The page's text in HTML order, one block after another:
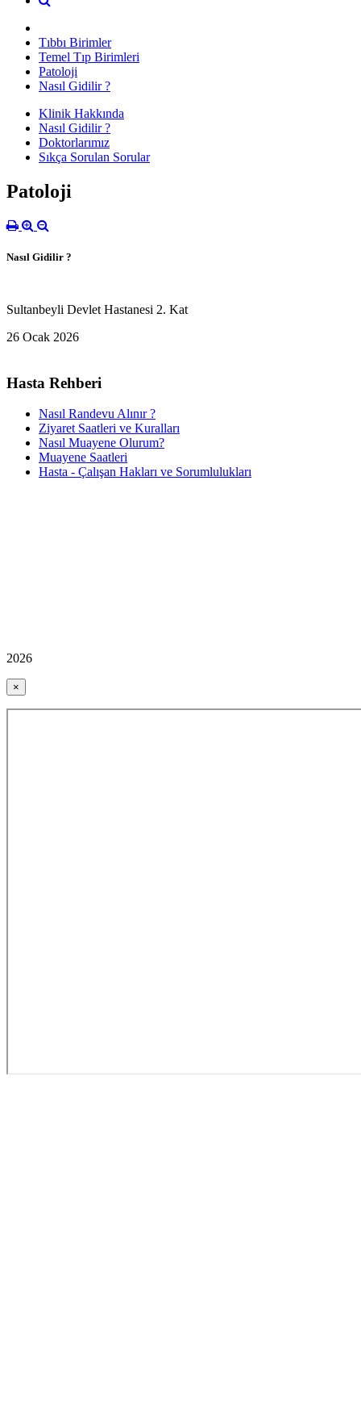
Tıbbı Birimler
Temel Tıp Birimleri
Patoloji
Nasıl Gidilir ?
Klinik Hakkında
Nasıl Gidilir ?
Doktorlarımız
Sıkça Sorulan Sorular
Patoloji
Nasıl Gidilir ?
Sultanbeyli Devlet Hastanesi 2. Kat
26 Ocak 2026
Hasta Rehberi
Nasıl Randevu Alınır ?
Ziyaret Saatleri ve Kuralları
Nasıl Muayene Olurum?
Muayene Saatleri
Hasta - Çalışan Hakları ve Sorumlulukları
2026
×